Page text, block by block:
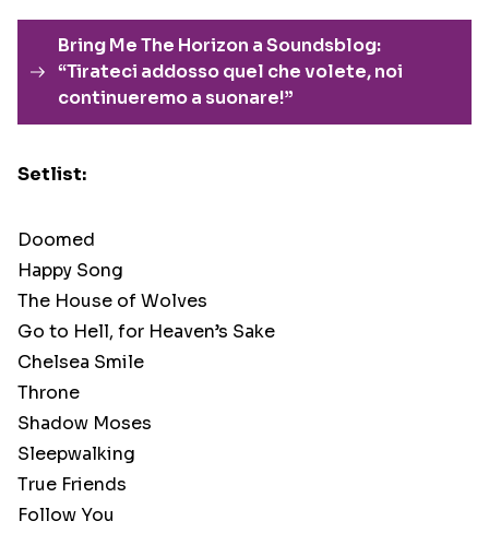
Bring Me The Horizon a Soundsblog:
“Tirateci addosso quel che volete, noi
continueremo a suonare!”
Setlist:
Doomed
Happy Song
The House of Wolves
Go to Hell, for Heaven’s Sake
Chelsea Smile
Throne
Shadow Moses
Sleepwalking
True Friends
Follow You